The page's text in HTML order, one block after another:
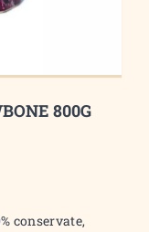
800G
conservate,